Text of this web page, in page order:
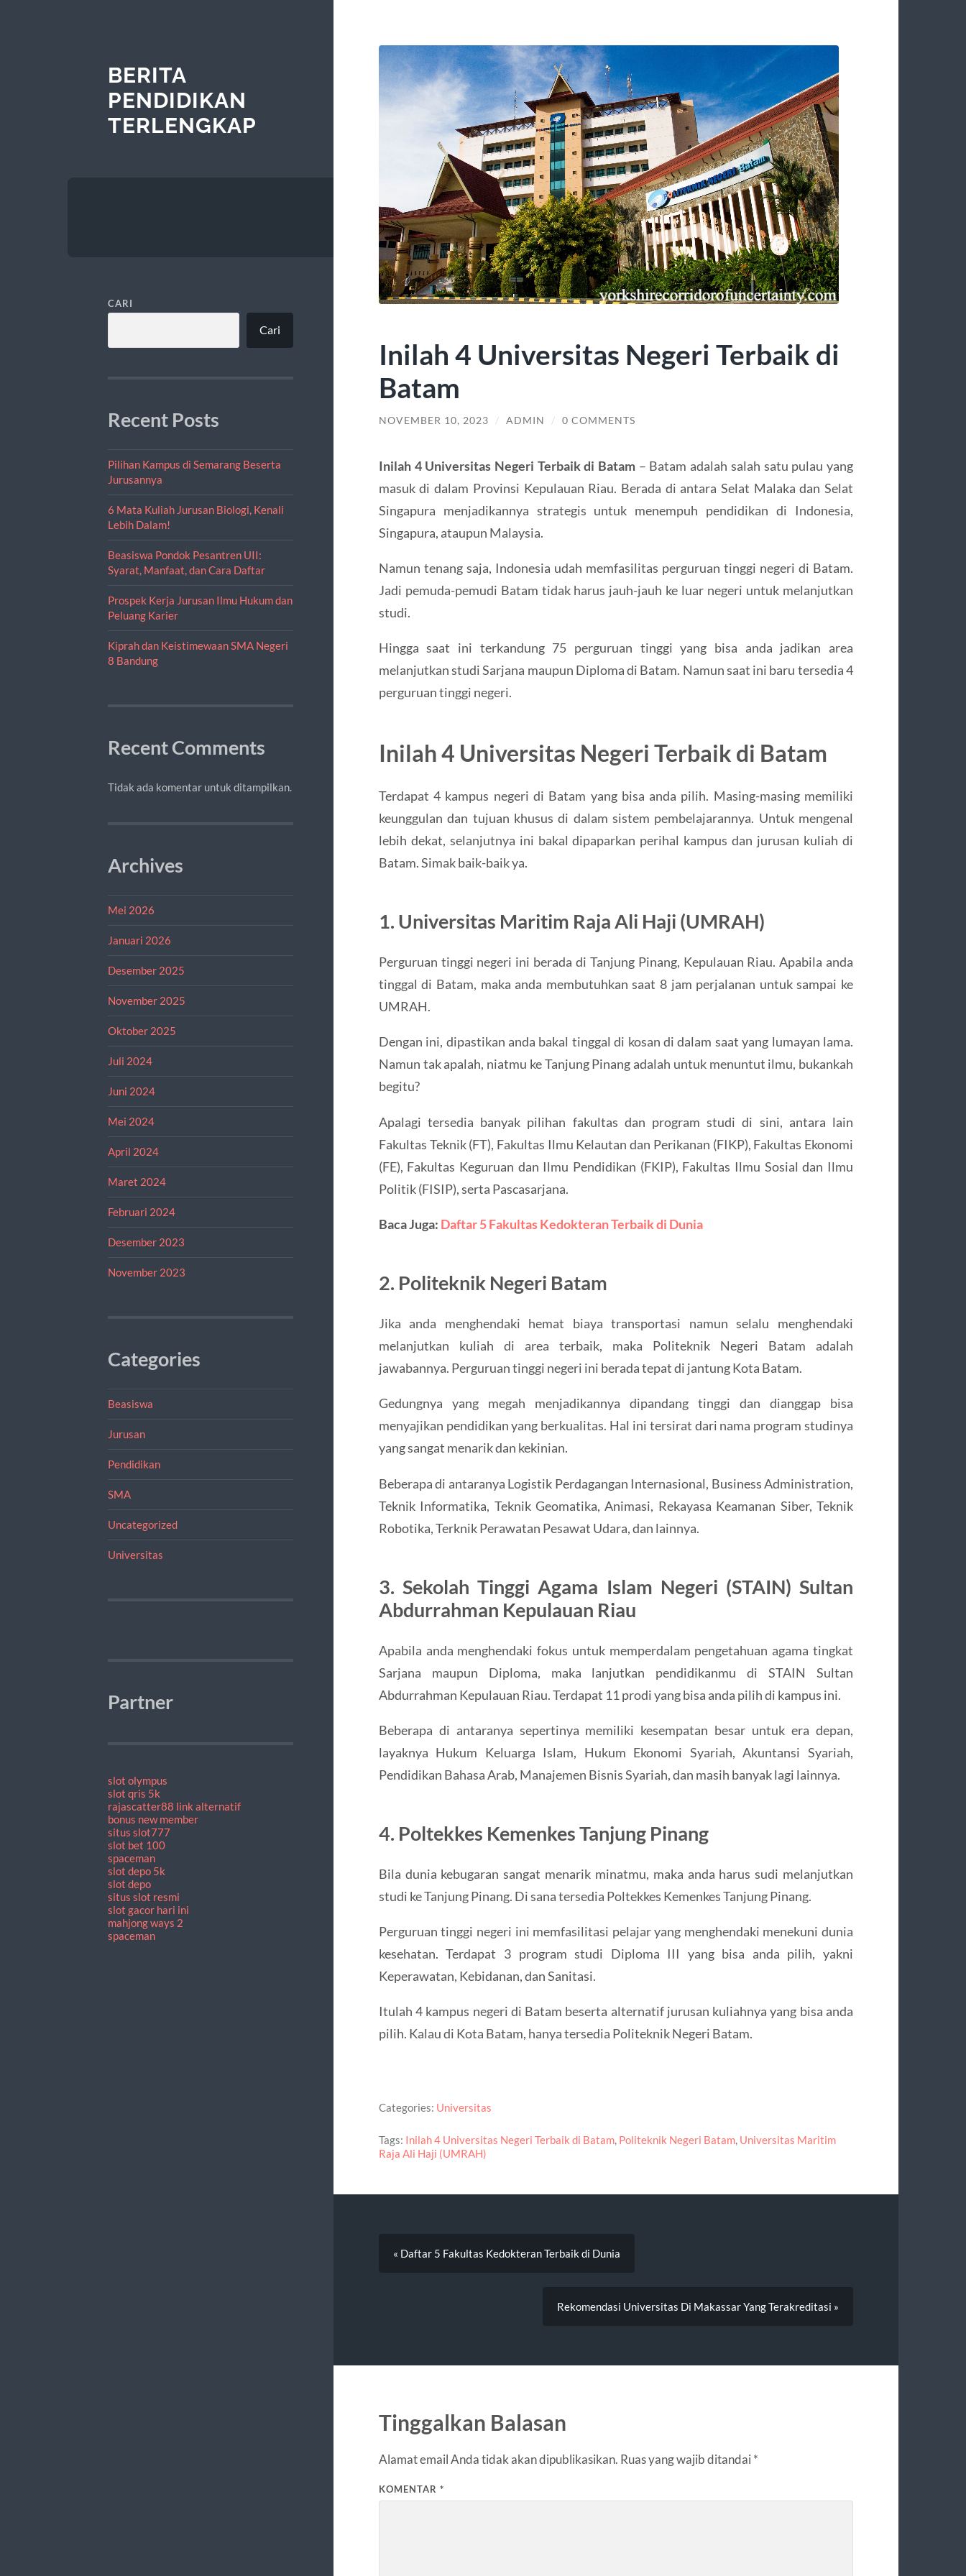
BERITA
PENDIDIKAN
TERLENGKAP
CARI
Cari
Recent Posts
Pilihan Kampus di Semarang Beserta
Jurusannya
6 Mata Kuliah Jurusan Biologi, Kenali
Lebih Dalam!
Beasiswa Pondok Pesantren UII:
Syarat, Manfaat, dan Cara Daftar
Prospek Kerja Jurusan Ilmu Hukum dan
Peluang Karier
Kiprah dan Keistimewaan SMA Negeri
8 Bandung
Recent Comments
Tidak ada komentar untuk ditampilkan.
Archives
Mei 2026
Januari 2026
Desember 2025
November 2025
Oktober 2025
Juli 2024
Juni 2024
Mei 2024
April 2024
Maret 2024
Februari 2024
Desember 2023
November 2023
Categories
Beasiswa
Jurusan
Pendidikan
SMA
Uncategorized
Universitas
Partner
slot olympus
slot qris 5k
rajascatter88 link alternatif
bonus new member
situs slot777
slot bet 100
spaceman
slot depo 5k
slot depo
situs slot resmi
slot gacor hari ini
mahjong ways 2
spaceman
Inilah 4 Universitas Negeri Terbaik di
Batam
NOVEMBER 10, 2023 / ADMIN / 0 COMMENTS
Inilah 4 Universitas Negeri Terbaik di Batam – Batam adalah salah satu pulau yang
masuk di dalam Provinsi Kepulauan Riau. Berada di antara Selat Malaka dan Selat
Singapura menjadikannya strategis untuk menempuh pendidikan di Indonesia,
Singapura, ataupun Malaysia.
Namun tenang saja, Indonesia udah memfasilitas perguruan tinggi negeri di Batam.
Jadi pemuda-pemudi Batam tidak harus jauh-jauh ke luar negeri untuk melanjutkan
studi.
Hingga saat ini terkandung 75 perguruan tinggi yang bisa anda jadikan area
melanjutkan studi Sarjana maupun Diploma di Batam. Namun saat ini baru tersedia 4
perguruan tinggi negeri.
Inilah 4 Universitas Negeri Terbaik di Batam
Terdapat 4 kampus negeri di Batam yang bisa anda pilih. Masing-masing memiliki
keunggulan dan tujuan khusus di dalam sistem pembelajarannya. Untuk mengenal
lebih dekat, selanjutnya ini bakal dipaparkan perihal kampus dan jurusan kuliah di
Batam. Simak baik-baik ya.
1. Universitas Maritim Raja Ali Haji (UMRAH)
Perguruan tinggi negeri ini berada di Tanjung Pinang, Kepulauan Riau. Apabila anda
tinggal di Batam, maka anda membutuhkan saat 8 jam perjalanan untuk sampai ke
UMRAH.
Dengan ini, dipastikan anda bakal tinggal di kosan di dalam saat yang lumayan lama.
Namun tak apalah, niatmu ke Tanjung Pinang adalah untuk menuntut ilmu, bukankah
begitu?
Apalagi tersedia banyak pilihan fakultas dan program studi di sini, antara lain
Fakultas Teknik (FT), Fakultas Ilmu Kelautan dan Perikanan (FIKP), Fakultas Ekonomi
(FE), Fakultas Keguruan dan Ilmu Pendidikan (FKIP), Fakultas Ilmu Sosial dan Ilmu
Politik (FISIP), serta Pascasarjana.
Baca Juga: Daftar 5 Fakultas Kedokteran Terbaik di Dunia
2. Politeknik Negeri Batam
Jika anda menghendaki hemat biaya transportasi namun selalu menghendaki
melanjutkan kuliah di area terbaik, maka Politeknik Negeri Batam adalah
jawabannya. Perguruan tinggi negeri ini berada tepat di jantung Kota Batam.
Gedungnya yang megah menjadikannya dipandang tinggi dan dianggap bisa
menyajikan pendidikan yang berkualitas. Hal ini tersirat dari nama program studinya
yang sangat menarik dan kekinian.
Beberapa di antaranya Logistik Perdagangan Internasional, Business Administration,
Teknik Informatika, Teknik Geomatika, Animasi, Rekayasa Keamanan Siber, Teknik
Robotika, Terknik Perawatan Pesawat Udara, dan lainnya.
3. Sekolah Tinggi Agama Islam Negeri (STAIN) Sultan
Abdurrahman Kepulauan Riau
Apabila anda menghendaki fokus untuk memperdalam pengetahuan agama tingkat
Sarjana maupun Diploma, maka lanjutkan pendidikanmu di STAIN Sultan
Abdurrahman Kepulauan Riau. Terdapat 11 prodi yang bisa anda pilih di kampus ini.
Beberapa di antaranya sepertinya memiliki kesempatan besar untuk era depan,
layaknya Hukum Keluarga Islam, Hukum Ekonomi Syariah, Akuntansi Syariah,
Pendidikan Bahasa Arab, Manajemen Bisnis Syariah, dan masih banyak lagi lainnya.
4. Poltekkes Kemenkes Tanjung Pinang
Bila dunia kebugaran sangat menarik minatmu, maka anda harus sudi melanjutkan
studi ke Tanjung Pinang. Di sana tersedia Poltekkes Kemenkes Tanjung Pinang.
Perguruan tinggi negeri ini memfasilitasi pelajar yang menghendaki menekuni dunia
kesehatan. Terdapat 3 program studi Diploma III yang bisa anda pilih, yakni
Keperawatan, Kebidanan, dan Sanitasi.
Itulah 4 kampus negeri di Batam beserta alternatif jurusan kuliahnya yang bisa anda
pilih. Kalau di Kota Batam, hanya tersedia Politeknik Negeri Batam.
Categories: Universitas
Tags: Inilah 4 Universitas Negeri Terbaik di Batam, Politeknik Negeri Batam, Universitas Maritim
Raja Ali Haji (UMRAH)
« Daftar 5 Fakultas Kedokteran Terbaik di Dunia
Rekomendasi Universitas Di Makassar Yang Terakreditasi »
Tinggalkan Balasan
Alamat email Anda tidak akan dipublikasikan. Ruas yang wajib ditandai *
KOMENTAR *